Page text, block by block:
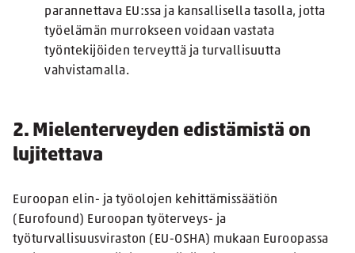
parannettava EU:ssa ja kansallisella tasolla, jotta
työelämän murrokseen voidaan vastata
työntekijöiden terveyttä ja turvallisuutta
vahvistamalla.
2. Mielenterveyden edistämistä on
lujitettava
Euroopan elin- ja työolojen kehittämissäätiön
(Eurofound) Euroopan työterveys- ja
työturvallisuusviraston (EU-OSHA) mukaan Euroopassa